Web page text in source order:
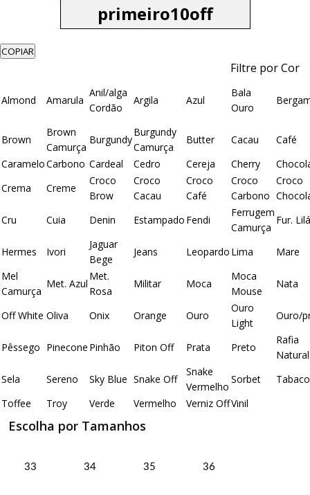
COPIAR
Filtre por Cor
Almond Amarula
Anil/alga
Cordão
Argila Azul
Bala
Ouro
Brown
Brown
Camurça
Burgundy
Burgundy
Camurça
Butter Cacau
Café
CarameloCarbono Cardeal Cedro Cereja Cherry
Crema
Creme
Croco
Brow
Croco
Cacau
Croco
Café
Croco
Carbono
Croco
Cru
Cuia Denin Estampado Fendi
Ferrugem
Camurça
Fur.
Hermes Ivori
Jaguar
Bege
Jeans Leopardo Lima
Mare
Mel
Camurça
Met. Azul
Met.
Rosa
Militar Moca
Moca
Mouse
Nata
Off White Oliva Onix Orange Ouro
Ouro
Light
Ouro/
Pêssego Pinecone Pinhão Piton Off Prata Preto
Rafia
Natural
Sela
Sereno Sky Blue Snake Off
Snake
Vermelho
Sorbet
Tabaco
Toffee
Troy Verde Vermelho Verniz OffVinil
Escolha por Tamanhos
33 34 35 36